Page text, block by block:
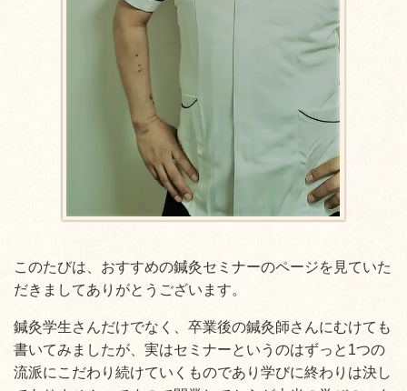
このたびは、おすすめの鍼灸セミナーのページを見ていた
だきましてありがとうございます。
鍼灸学生さんだけでなく、卒業後の鍼灸師さんにむけても
書いてみましたが、実はセミナーというのはずっと1つの
流派にこだわり続けていくものであり学びに終わりは決し